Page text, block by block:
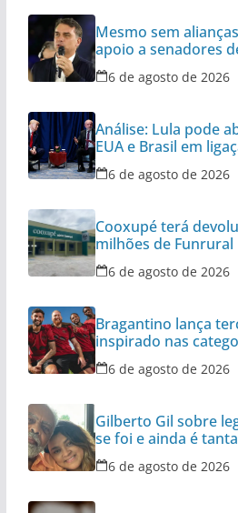
Mesmo sem
apoio a senadores
6 de agosto de 2026
Análise: Lula pode
EUA e Brasil em
6 de agosto de 2026
Cooxupé terá
milhões de Funrural
6 de agosto de 2026
Bragantino lança
inspirado nas
6 de agosto de 2026
Gilberto Gil sobre
se foi e ainda é
6 de agosto de 2026